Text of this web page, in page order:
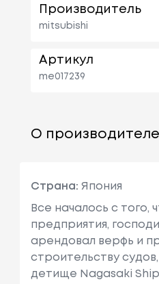
Производитель
mitsubishi
Артикул
me017239
О производителе
Страна: Япония
Все началось с того,
предприятия,
арендовал верфь и
строительству
детище Nagasaki